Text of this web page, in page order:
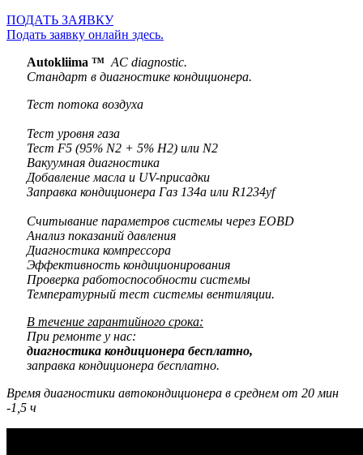
ПОДАТЬ ЗАЯВКУ
Подать заявку онлайн здесь.
Autokliima ™ AC diagnostic.
Стандарт в диагностике кондиционера.
Тест потока воздуха
Тест уровня газа
Тест F5 (95% N2 + 5% H2) или N2
Вакуумная диагностика
Добавление масла и UV-присадки
Заправка кондиционера Газ 134a или R1234yf
Считывание параметров системы через EOBD
Анализ показаний давления
Диагностика компрессора
Эффективность кондиционирования
Проверка работоспособности системы
Температурный тест системы вентиляции.
В течение гарантийного срока:
При ремонте у нас:
диагностика кондиционера бесплатно,
заправка кондиционера бесплатно.
Время диагностики автокондиционера в среднем от 20 мин
-1,5 ч